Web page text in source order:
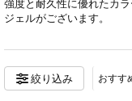
強度と耐久性に優れたカ
ジェルがございます。
絞り込み おすす